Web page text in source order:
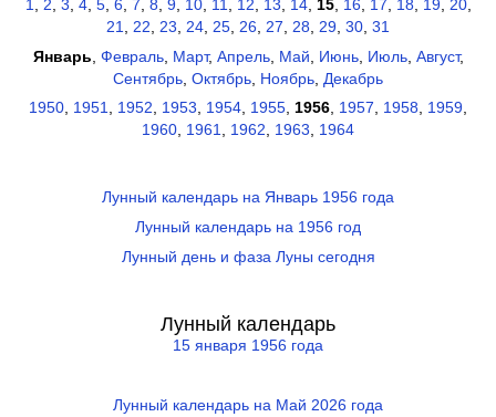
1
2 3 4, 5, 6, 7 8 9, 10, 11 12 13 14, 15, 16, 17 18 19, 20,
21
22 23 24 25 26 27 28 29 30 31
Январь Февраль, Март, Апрель, Май Июнь, Июль, Август,
Сентябрь Октябрь Ноябрь Декабрь
1950, 1951, 1952, 1953, 1954, 1955, 1956, 1957, 1958, 1959,
1960, 1961, 1962, 1963, 1964
Лунный календарь на Январь 1956 года
Лунный календарь на 1956 год
Лунный день и фаза Луны сегодня
Лунный календарь
15 января 1956 года
Лунный календарь на Май 2026 года